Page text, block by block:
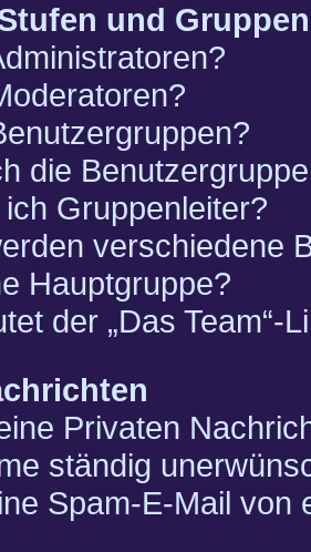
und Gruppen
die
Gruppenleiter?
verschiedene
Hauptgruppe?
der „Das Team“-
Privaten
ständig
Spam-E-Mail von